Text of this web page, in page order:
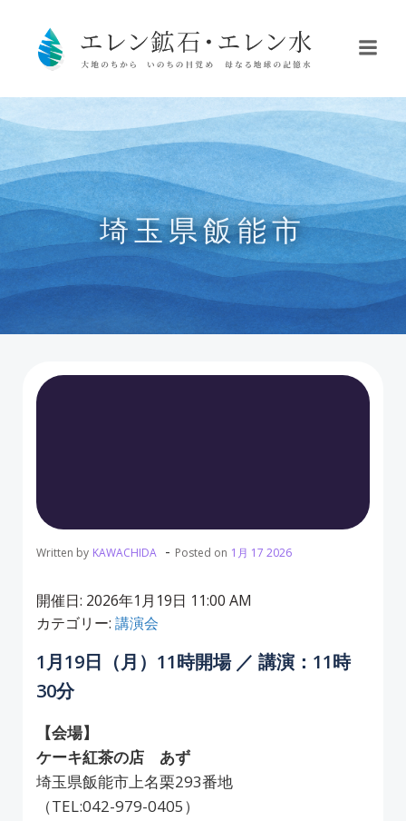
テ
ツ
へ
ス
キ
ッ
プ
埼玉県飯能市
Written by KAWACHIDA - Posted on 1月 17 2026
開催日: 2026年1月19日 11:00 AM
カテゴリー: 講演会
1月19日（月）11時開場 ／ 講演：11時
30分
【会場】
ケーキ紅茶の店 あず
埼玉県飯能市上名栗293番地
（TEL:042-979-0405）